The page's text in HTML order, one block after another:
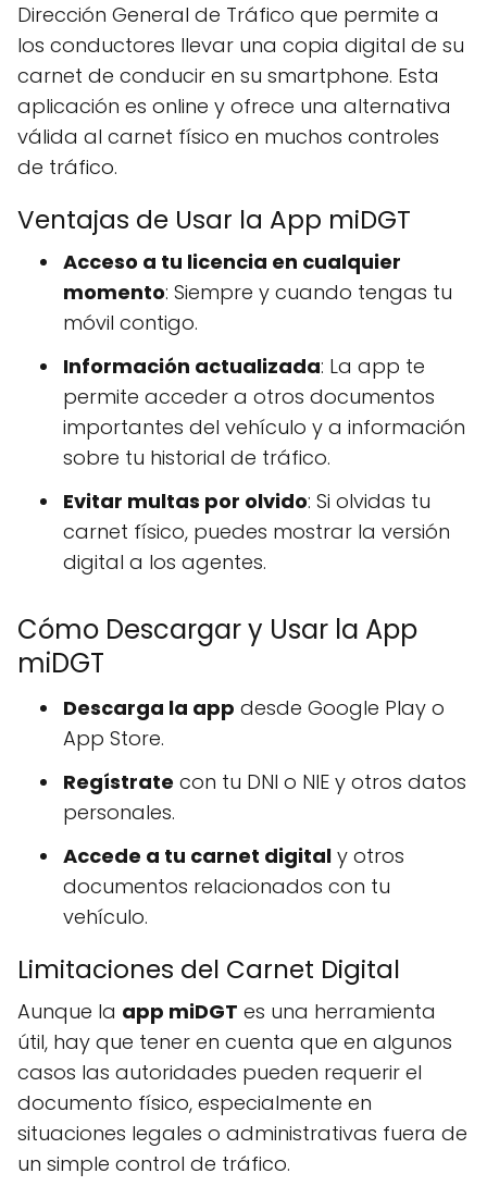
Dirección General de Tráfico que permite a
los conductores llevar una copia digital de su
carnet de conducir en su smartphone. Esta
aplicación es online y ofrece una alternativa
válida al carnet físico en muchos controles
de tráfico.
Ventajas de Usar la App miDGT
Acceso a tu licencia en cualquier
momento: Siempre y cuando tengas tu
móvil contigo.
Información actualizada: La app te
permite acceder a otros documentos
importantes del vehículo y a información
sobre tu historial de tráfico.
Evitar multas por olvido: Si olvidas tu
carnet físico, puedes mostrar la versión
digital a los agentes.
Cómo Descargar y Usar la App
miDGT
Descarga la app desde Google Play o
App Store.
Regístrate con tu DNI o NIE y otros datos
personales.
Accede a tu carnet digital y otros
documentos relacionados con tu
vehículo.
Limitaciones del Carnet Digital
Aunque la app miDGT es una herramienta
útil, hay que tener en cuenta que en algunos
casos las autoridades pueden requerir el
documento físico, especialmente en
situaciones legales o administrativas fuera de
un simple control de tráfico.